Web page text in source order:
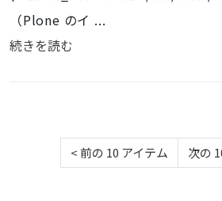
（Plone のイ ...
続きを読む
<前の 10 アイテム 次の